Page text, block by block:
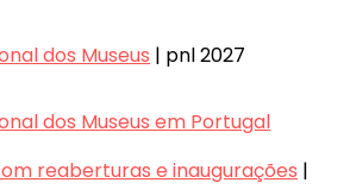
dos Museus | pnl 2027
dos Museus em Portugal
reaberturas e inaugurações |